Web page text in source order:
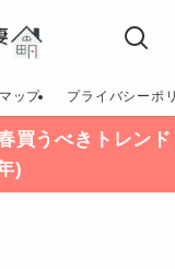
ップ プライバシーポ
買うべきトレンド
)